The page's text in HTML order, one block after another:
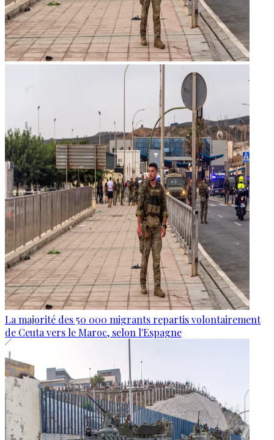
La majorité des 50 000 migrants repartis volontairement
de Ceuta vers le Maroc, selon l'Espagne